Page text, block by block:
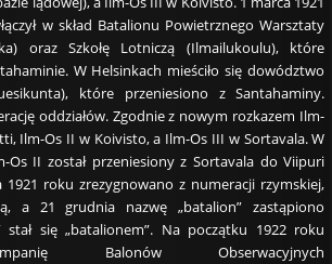
w skład Batalionu Powietrznego Warsztaty
oraz Szkołę Lotniczą (Ilmailukoulu), które
W Helsinkach mieściło się dowództwo
które przeniesiono z Santahaminy.
oddziałów. Zgodnie z nowym rozkazem Ilm-
Ilm-Os II w Koivisto, a Ilm-Os III w Sortavala. W
Os II został przeniesiony z Sortavala do Viipuri
1921 roku zrezygnowano z numeracji rzymskiej,
a 21 grudnia nazwę „batalion” zastąpiono
stał się „batalionem”. Na początku 1922 roku
Balonów Obserwacyjnych